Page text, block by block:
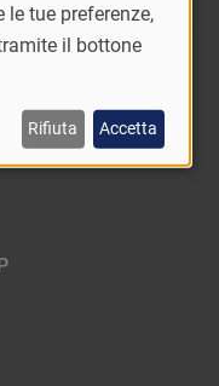
- Italy
le tue preferenze,
il bottone
Rifiuta Accetta